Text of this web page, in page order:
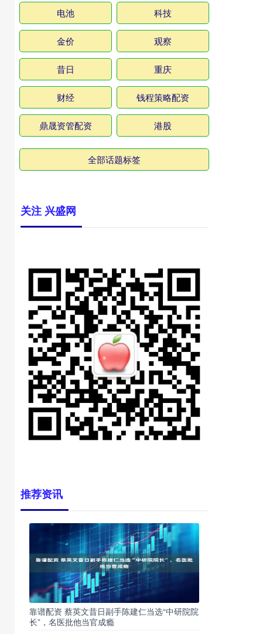
电池 科技
金价 观察
昔日 重庆
财经 钱程策略配资
鼎晟资管配资 港股
全部话题标签
关注 兴盛网
推荐资讯
靠谱配资 蔡英文昔日副手陈建仁当选“中研院院
长”，名医批他当官成瘾